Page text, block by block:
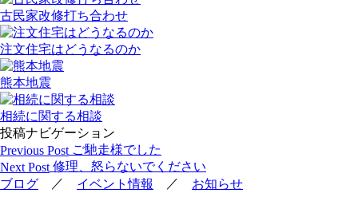
古民家改修打ち合わせ
注文住宅はどうなるのか
熊本地震
相続に関する相談
投稿ナビゲーション
Previous Post ご馳走様でした
Next Post 修理、怒らないでください
ブログ ／ イベント情報 ／ お知らせ